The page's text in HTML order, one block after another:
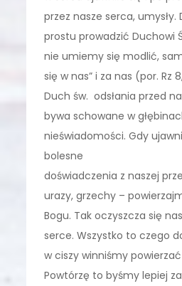
przez nasze serca, umysły.
prostu prowadzić Duchowi
nie umiemy się modlić,
się w nas” i za nas (por. Rz
Duch św. odsłania przed
bywa schowane w
nieświadomości. Gdy
bolesne
doświadczenia z naszej
urazy, grzechy –
Bogu. Tak oczyszcza się
serce. Wszystko to czego
w ciszy winniśmy
Powtórzę to byśmy lepiej